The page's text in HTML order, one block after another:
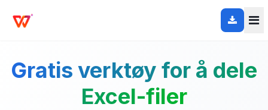
Gratis verktøy for å dele
Excel-filer